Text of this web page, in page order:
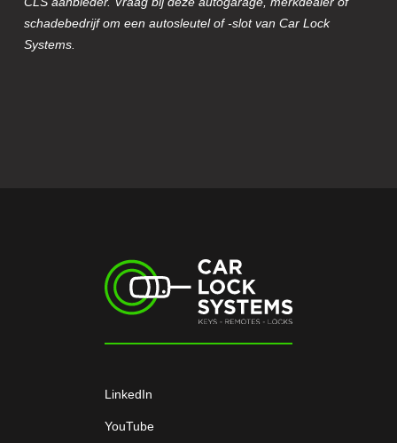
schadebedrijf om een autosleutel of -slot van Car Lock
Systems.
LinkedIn
YouTube